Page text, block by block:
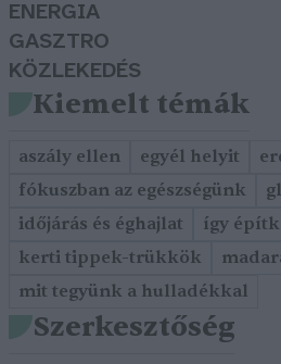
ENERGIA
GASZTRO
KÖZLEKEDÉS
Kiemelt témák
aszály ellen egyél helyit
fókuszban az egészségünk
időjárás és éghajlat
így
kerti tippek-trükkök
mit tegyünk a hulladékkal
Szerkesztőség